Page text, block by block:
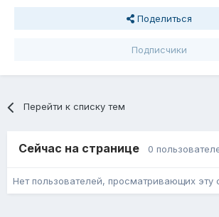
Поделиться
Подписчики
Перейти к списку тем
Сейчас на странице 0
Нет пользователей, просматривающих эту